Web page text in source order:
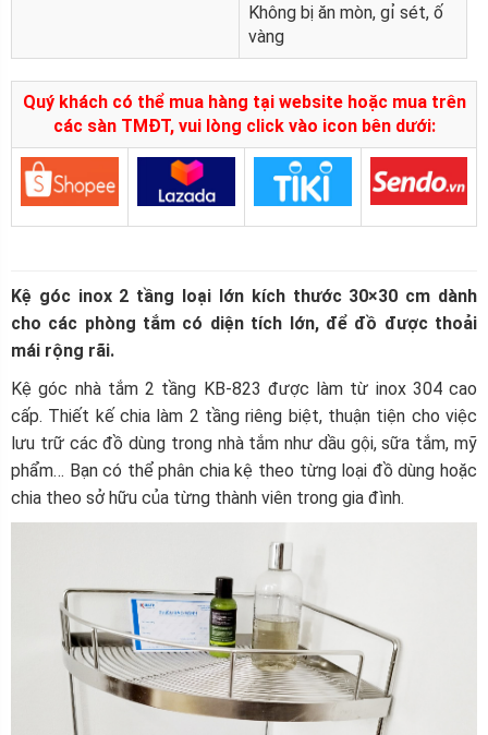
Không bị ăn mòn, gỉ sét, ố
vàng
Quý khách có thể mua hàng tại website hoặc mua trên
các sàn TMĐT, vui lòng click vào icon bên dưới:
Kệ góc inox 2 tầng loại lớn kích thước 30×30 cm dành
cho các phòng tắm có diện tích lớn, để đồ được thoải
mái rộng rãi.
Kệ góc nhà tắm 2 tầng KB-823 được làm từ inox 304 cao
cấp. Thiết kế chia làm 2 tầng riêng biệt, thuận tiện cho việc
lưu trữ các đồ dùng trong nhà tắm như dầu gội, sữa tắm, mỹ
phẩm… Bạn có thể phân chia kệ theo từng loại đồ dùng hoặc
chia theo sở hữu của từng thành viên trong gia đình.